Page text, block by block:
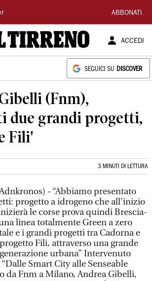
ABBONATI
ACCEDI
SEGUICI SU DISCOVER
(Fnm),
due grandi progetti,
Fili'
3 MINUTI DI LETTURA
- “Abbiamo presentato
progetto a idrogeno che all'inizio
le corse prova quindi Brescia-
linea totalmente Green a zero
e i grandi progetti tra Cadorna e
Fili, attraverso una grande
urbana” Intervenuto
Smart City alle Senseable
da Fnm a Milano, Andrea Gibelli,